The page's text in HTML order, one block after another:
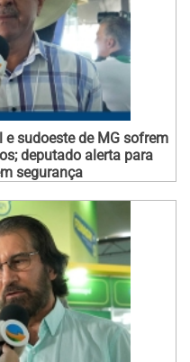
sudoeste de MG sofrem
deputado alerta para
segurança